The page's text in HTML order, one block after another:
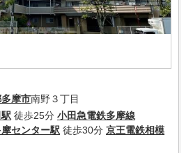
多摩市南野３丁目
徒歩25分 小田急電鉄多摩線
センター駅 徒歩30分 京王電鉄相模